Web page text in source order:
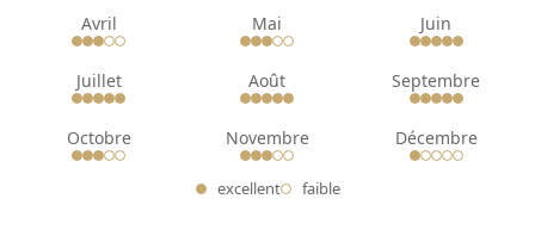
Avril Mai Juin
Juillet Août Septembre
Octobre Novembre Décembre
excellent faible